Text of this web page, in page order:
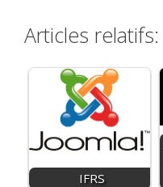
Articles relatifs:
IFRS